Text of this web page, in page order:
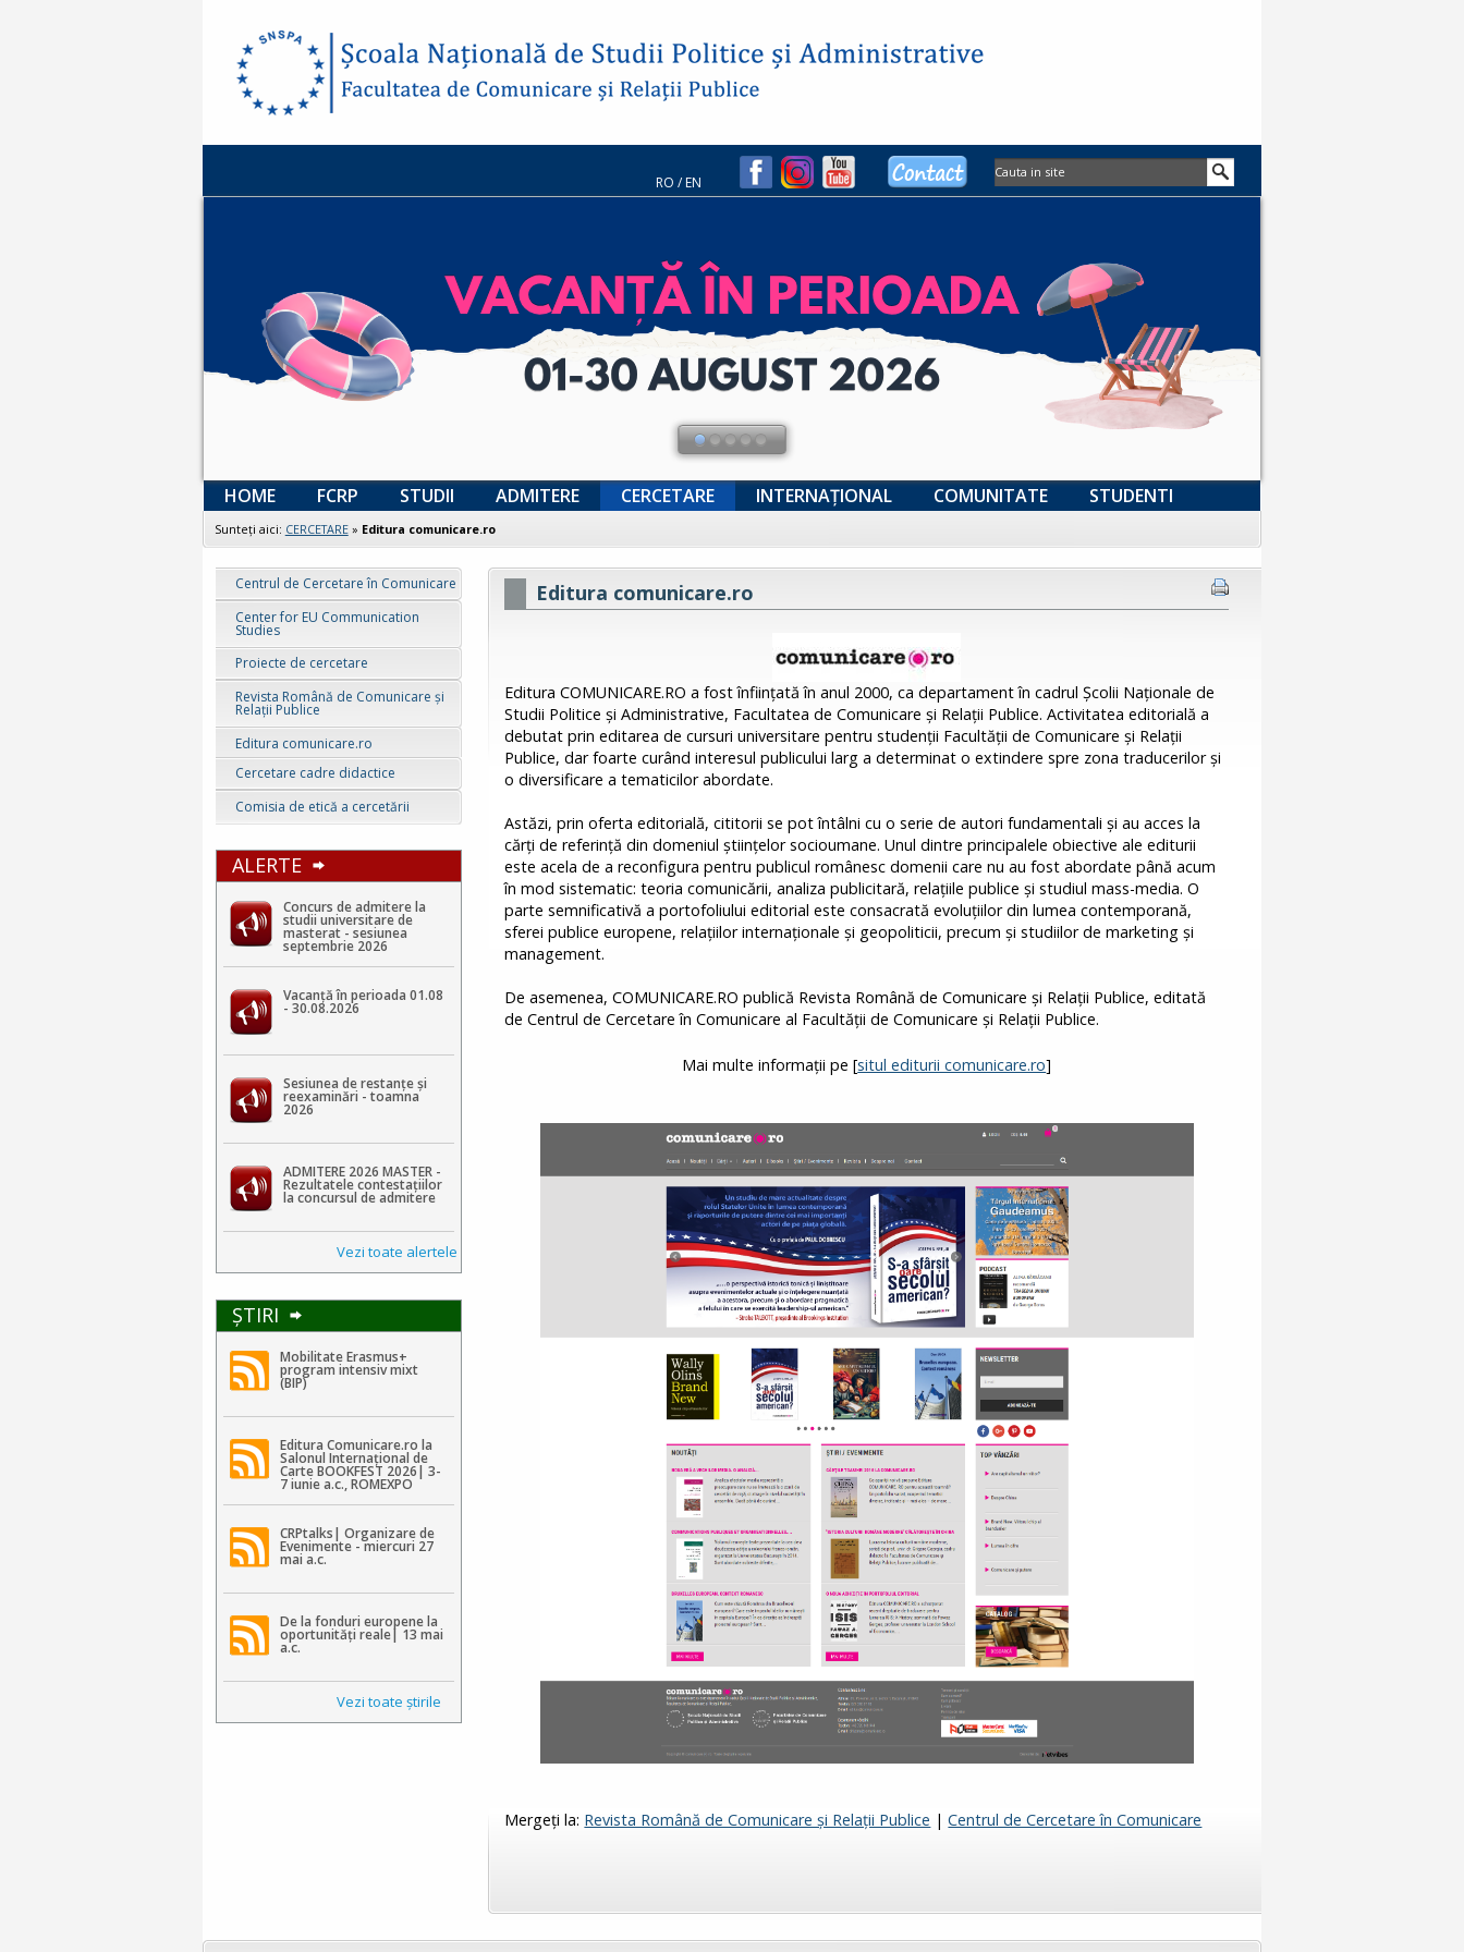
RO /EN
HOME FCRP STUDII ADMITERE CERCETARE INTERNAȚIONAL COMUNITATE STUDENTI
Sunteţi aici: CERCETARE» Editura comunicare.ro
Centrul de Cercetare în Comunicare
Center for EU Communication
Studies
Proiecte de cercetare
Revista Română de Comunicare și
Relații Publice
Editura comunicare.ro
Cercetare cadre didactice
Comisia de etică a cercetării
ALERTE
Concurs de admitere la
studii universitare de
masterat - sesiunea
septembrie 2026
Vacanță în perioada 01.08
- 30.08.2026
Sesiunea de restanțe și
reexaminări - toamna
2026
ADMITERE 2026 MASTER -
Rezultatele contestaţiilor
la concursul de admitere
Vezi toate alertele
ŞTIRI
Mobilitate Erasmus+
program intensiv mixt
(BIP)
Editura Comunicare.ro la
Salonul Internațional de
Carte BOOKFEST 2026| 3-
7 iunie a.c., ROMEXPO
CRPtalks| Organizare de
Evenimente - miercuri 27
mai a.c.
De la fonduri europene la
oportunități reale| 13 mai
a.c.
Vezi toate ştirile
Editura comunicare.ro
Editura COMUNICARE.RO a fost înfiinţată în anul 2000, ca departament în cadrul Şcolii Naţionale de
Studii Politice şi Administrative, Facultatea de Comunicare şi Relaţii Publice. Activitatea editorială a
debutat prin editarea de cursuri universitare pentru studenţii Facultăţii de Comunicare şi Relaţii
Publice, dar foarte curând interesul publicului larg a determinat o extindere spre zona traducerilor şi
o diversificare a tematicilor abordate.
Astăzi, prin oferta editorială, cititorii se pot întâlni cu o serie de autori fundamentali şi au acces la
cărţi de referinţă din domeniul ştiinţelor socioumane. Unul dintre principalele obiective ale editurii
este acela de a reconfigura pentru publicul românesc domenii care nu au fost abordate până acum
în mod sistematic: teoria comunicării, analiza publicitară, relaţiile publice şi studiul mass-media. O
parte semnificativă a portofoliului editorial este consacrată ​evoluţiilor din lumea contemporană,
sferei publice europene​, ​relaţiilor internaţionale şi geopoliticii, precum şi studiilor de marketing şi
management.
​De asemenea, COMUNICARE.RO publică Revista Română de Comunicare şi Relaţii Publice, editată
de Centrul de Cercetare în Comunicare al Facultăţii de Comunicare şi Relaţii Publice.
Mai multe informații pe [situl editurii comunicare.ro]
Mergeți la: Revista Română de Comunicare și Relații Publice |Centrul de Cercetare în Comunicare